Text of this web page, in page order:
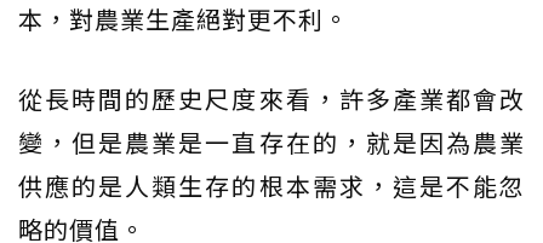
本，對農業生產絕對更不利。
從長時間的歷史尺度來看，許多產業都會改
變，但是農業是一直存在的，就是因為農業
供應的是人類生存的根本需求，這是不能忽
略的價值。